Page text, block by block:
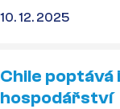
10. 12. 2025
Chile poptává
hospodářství